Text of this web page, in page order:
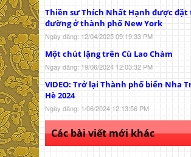
Thiền sư Thích Nhất Hạnh được đặt
đường ở thành phố New York
Ngày đăng: 12/04/2025 09:19:33 PM
Một chút lặng trên Cù Lao Chàm
Ngày đăng: 19/06/2024 12:03:32 PM
VIDEO: Trở lại Thành phố biển Nha
Hè 2024
Ngày đăng: 1/06/2024 12:13:56 PM
Các bài viết mới khác